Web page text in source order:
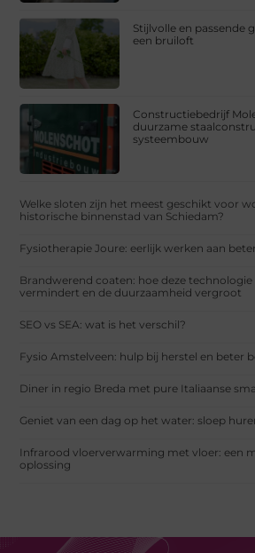
Stijlvolle en passende
een bruiloft
Constructiebedrijf
duurzame
systeembouw
Welke sloten zijn het meest geschikt voor
historische binnenstad van Schiedam?
Fysiotherapie Joure: eerlijk werken aan
Brandwerend coaten: hoe deze technologie
vermindert en de duurzaamheid vergroot
SEO vs SEA: wat is het verschil?
Fysio Amstelveen: hulp bij herstel en beter
Diner in regio Breda met pure Italiaanse
Geniet van een dag op het water: sloep
Infrarood vloerverwarming met vloer: een
oplossing